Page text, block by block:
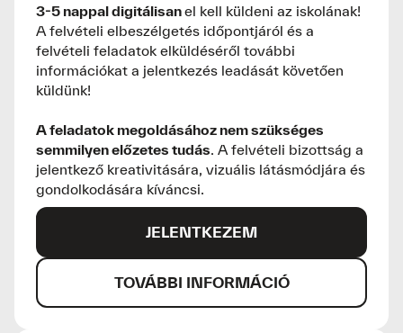
3-5 nappal digitálisanel kell küldeni az iskolának!
A felvételi elbeszélgetés időpontjáról és a
felvételi feladatok elküldéséről további
információkat a jelentkezés leadását követően
küldünk!
A feladatok megoldásához nem szükséges
semmilyen előzetes tudás. A felvételi bizottság a
jelentkező kreativitására, vizuális látásmódjára és
gondolkodására kíváncsi.
JELENTKEZEM
TOVÁBBI INFORMÁCIÓ